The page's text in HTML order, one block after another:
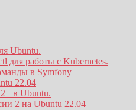
Ubuntu.
для работы с Kubernetes.
в Symfony
22.04
в Ubuntu.
2 на Ubuntu 22.04